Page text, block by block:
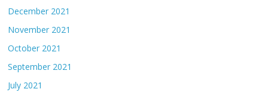
December 2021
November 2021
October 2021
September 2021
July 2021